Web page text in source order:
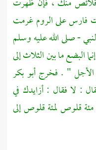
فارسعلىالرومغرمت
- صلى الله عليه وسلم
البضع ما بين الثلاث إلى
الأجل " . فخرجأبو بكر
: لا فقال : أزايدك في
مئة قلوص لمئة قلوص إلى